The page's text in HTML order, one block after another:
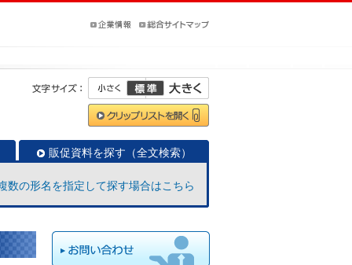
販促資料を探す（全文検索）
数の形名を指定して探す場合はこちら